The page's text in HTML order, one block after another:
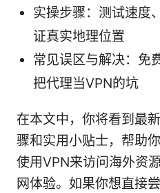
实操步骤：测试速度
证真实地理位置
常见误区与解决：免
把代理当VPN的坑
在本文中，你将看到最
骤和实用小贴士，帮助
使用VPN来访问海外资
网体验。如果你想直接